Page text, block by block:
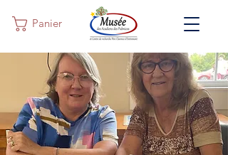
Panier